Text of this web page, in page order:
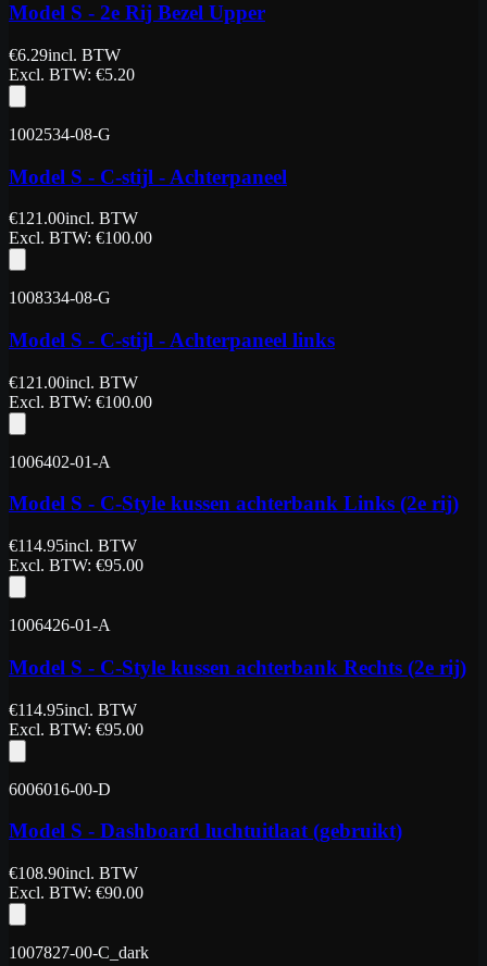
Model S - 2e Rij Bezel Upper
€6.29incl. BTW
Excl. BTW: €5.20
1002534-08-G
Model S - C-stijl - Achterpaneel
€121.00incl. BTW
Excl. BTW: €100.00
1008334-08-G
Model S - C-stijl - Achterpaneel links
€121.00incl. BTW
Excl. BTW: €100.00
1006402-01-A
Model S - C-Style kussen achterbank Links (2e rij)
€114.95incl. BTW
Excl. BTW: €95.00
1006426-01-A
Model S - C-Style kussen achterbank Rechts (2e rij)
€114.95incl. BTW
Excl. BTW: €95.00
6006016-00-D
Model S - Dashboard luchtuitlaat (gebruikt)
€108.90incl. BTW
Excl. BTW: €90.00
1007827-00-C_dark